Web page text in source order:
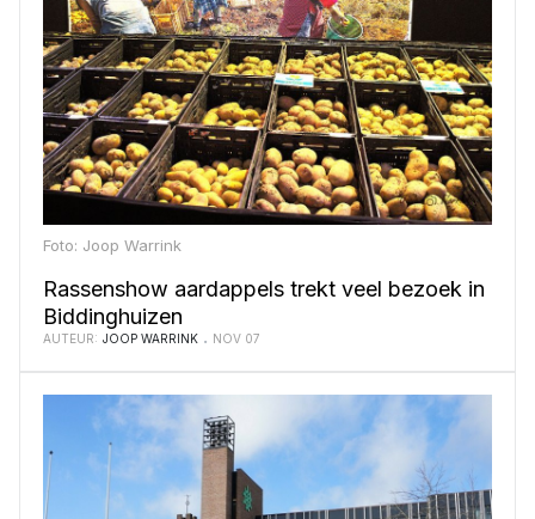
Foto: Joop Warrink
Rassenshow aardappels trekt veel bezoek in
Biddinghuizen
AUTEUR: JOOP WARRINK NOV 07